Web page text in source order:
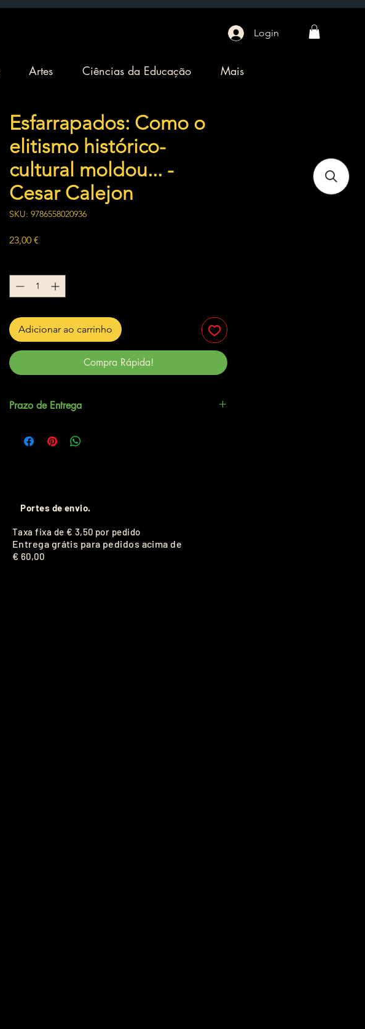
Login
Artes Ciências da Educação Mais
Esfarrapados: Como o
elitismo histórico-
cultural moldou... -
Cesar Calejon
SKU: 9786558020936
23,00 €
Adicionar ao carrinho
Compra Rápida!
Prazo de Entrega
Portes de envio.
Taxa fixa de € 3,50 por pedido
Entrega grátis para pedidos acima de
€ 60,00